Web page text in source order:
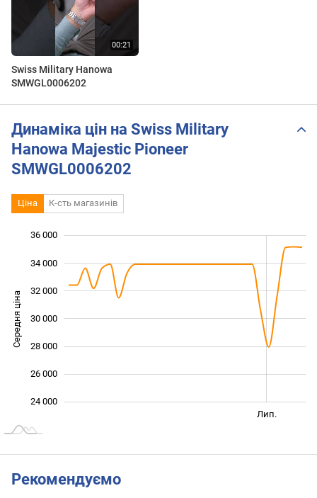
Swiss Military Hanowa
SMWGL0006202
Динаміка цін на Swiss Military
Hanowa Majestic Pioneer
SMWGL0006202
Ціна К-сть магазинів
Середня ціна 24 000
24 000
26 000
28 000
30 000
32 000
34 000
36 000
Лип.
Рекомендуємо